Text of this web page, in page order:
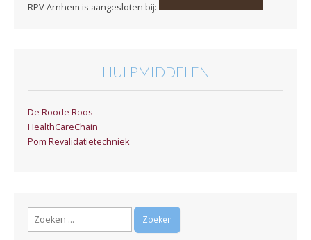
RPV Arnhem is aangesloten bij:
HULPMIDDELEN
De Roode Roos
HealthCareChain
Pom Revalidatietechniek
Zoeken